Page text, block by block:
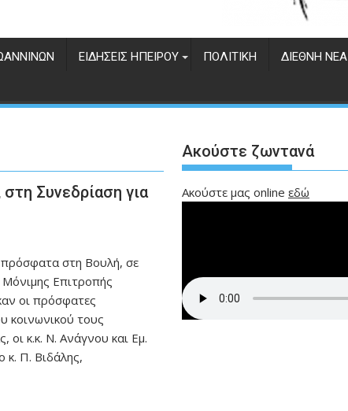
ΕΙΔΉΣΕΙΣ ΗΠΕΊΡΟΥ ΠΟΛΙΤΙΚΉ ΔΙΕΘΝΉ ΝΈΑ
Συνεδρίαση για
πρόσφατα στη Βουλή, σε
Μόνιμης Επιτροπής
οι πρόσφατες
κοινωνικού τους
οι κ.κ. Ν. Ανάγνου και Εμ.
κ. Π. Βιδάλης,
Ακούστε ζωντανά
Ακούστε μας online εδώ